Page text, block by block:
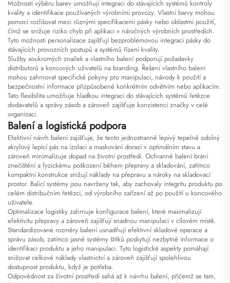
Možnosti výběru barev umožňují integraci do stávajících systémů kontroly
kvality a identifikace používaných výrobními provozy. Vlastní barvy mohou
pomoci rozlišovat mezi různými specifikacemi pásky nebo oblastmi použití,
čímž se snižuje riziko chyb při aplikaci v náročných výrobních prostředích.
Tyto možnosti personalizace zajišťují bezproblémovou integraci pásky do
stávajících provozních postupů a systémů řízení kvality.
Služby soukromých značek a vlastního balení podporují požadavky
distributorů a koncových uživatelů na branding. Řešení vlastního balení
mohou zahrnovat specifické pokyny pro manipulaci, návody k použití a
bezpečnostní informace přizpůsobené konkrétním odvětvím nebo aplikacím.
Tato flexibilita umožňuje hladkou integraci do stávajících systémů řetězce
dodavatelů a správy zásob a zároveň zajišťuje konzistenci značky v celé
organizaci.
Balení a logistická podpora
Efektivní návrh balení zajišťuje, že tento jednostranně lepivý tepelně odolný
akrylový lepicí pás na izolaci a maskování dorazí v optimálním stavu a
zároveň minimalizuje dopad na životní prostředí. Ochranné balení brání
znečištění a fyzickému poškození během přepravy a skladování, zatímco
kompaktní konstrukce snižují náklady na přepravu a nároky na skladovací
prostor. Balicí systémy jsou navrženy tak, aby zachovaly integritu produktu po
celém distribučním řetězci, od výrobního zařízení až po použití u koncového
uživatele.
Optimalizace logistiky zahrnuje konfigurace balení, které maximalizují
efektivitu přepravy a zároveň zajišťují snadnou manipulaci v cílovém místě.
Standardizované rozměry balení usnadňují efektivní skladové operace a
správu zásob, zatímco jasné systémy štítků poskytují nezbytné informace o
identifikaci produktu a jeho manipulaci. Tyto logistické aspekty pomáhají
snižovat celkové náklady vlastnictví a zároveň zajišťují spolehlivou
dostupnost produktu, když je potřeba.
Odpovědnost za životní prostředí sahá až k návrhu balení, přičemž se tam,